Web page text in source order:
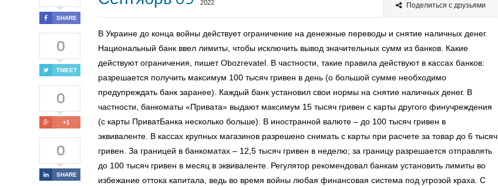
SHARE
0
TWEET
0
+1
0
SHARE
2022
Поделиться с друзьями
В Украине до конца войны действует ограничение на денежные переводы и снятие наличных денег.
Национальный банк ввел лимиты, чтобы исключить вывод значительных сумм из банков. Какие
действуют ограничения, пишет Obozrevatel. В частности, такие правила действуют в кассах банков:
разрешается получить максимум 100 тысяч гривен в день (о большой сумме необходимо
предупреждать банк заранее). Каждый банк установил свои нормы на снятие наличных денег. В
частности, банкоматы «Привата» выдают максимум 15 тысяч гривен с карты другого финучреждения
(с карты ПриватБанка несколько больше). В иностранной валюте – до 100 тысяч гривен в
эквиваленте. В кассах крупных магазинов разрешено снимать с карты при расчете за товар до 6 тысяч
гривен. За границей в банкоматах – 12,5 тысяч гривен в неделю; за границу разрешается отправлять
до 100 тысяч гривен в месяц в эквиваленте. Регулятор рекомендовал банкам установить лимиты во
избежание оттока капитала, ведь во время войны любая финансовая система под угрозой краха. С